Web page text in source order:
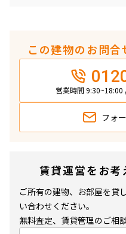
この建物のお問
営業時間
フォ
賃貸運営をお
ご所有の建物、お部屋を貸
い合わせください。
無料査定、賃貸管理のご相